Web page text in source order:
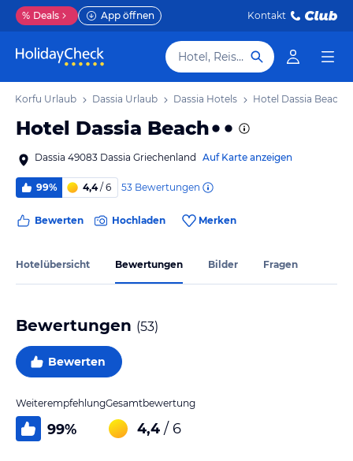
% Deals App öffnen Kontakt
Hotel, Reiseziel
Korfu Urlaub Dassia Urlaub Dassia Hotels Hotel Dassia Beach
Hotel Dassia Beach
Dassia 49083 Dassia Griechenland Auf Karte anzeigen
99% 4,4/ 6 53 Bewertungen
Bewerten Hochladen Merken
Hotelübersicht Bewertungen Bilder Fragen
Bewertungen (53)
Bewerten
Weiterempfehlung
99%
Gesamtbewertung
4,4 / 6